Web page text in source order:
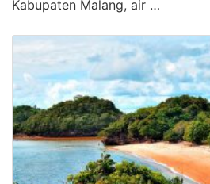
Kabupaten Malang, air …